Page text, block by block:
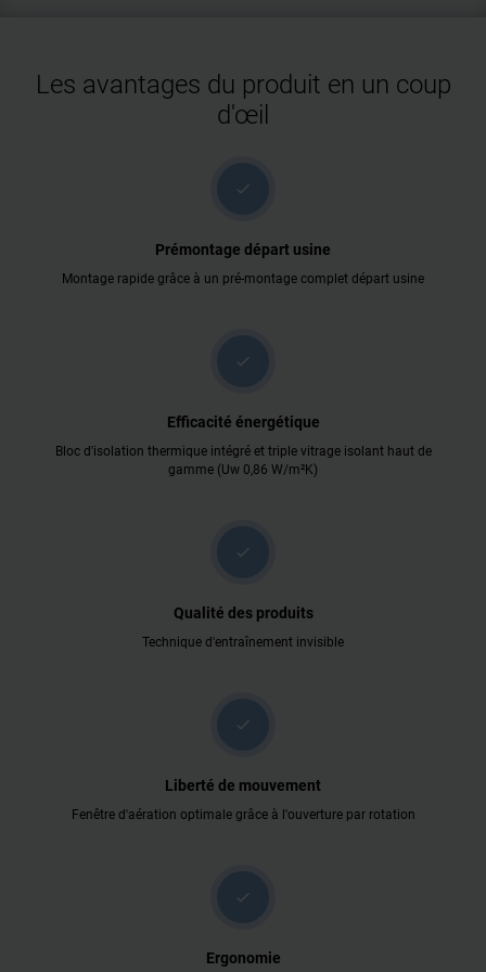
Les avantages du produit en un coup
d'œil
check
Prémontage départ usine
Montage rapide grâce à un pré-montage complet départ usine
check
Efficacité énergétique
Bloc d'isolation thermique intégré et triple vitrage isolant haut de
gamme (Uw 0,86 W/m²K)
check
Qualité des produits
Technique d'entraînement invisible
check
Liberté de mouvement
Fenêtre d'aération optimale grâce à l'ouverture par rotation
check
Ergonomie